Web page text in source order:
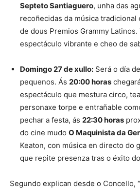
Septeto Santiaguero, unha das
recoñecidas da música tradicional
de dous Premios Grammy Latinos.
espectáculo vibrante e cheo de
Domingo 27 de xullo: Será o día
pequenos. Ás 20:00 horas
espectáculo que mestura circo,
personaxe torpe e entrañable
pechar a festa, ás 22:30 horas
do cine mudo O Maquinista da
Keaton, con música en directo do
que repite presenza tras o éxito
Segundo explican desde o Concello,